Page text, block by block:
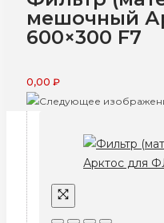
мешочный
600×300 F7
0,00 ₽